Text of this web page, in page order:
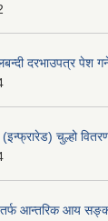
दरभाउपत्र पेश
चुल्हो
तर्फ आन्तरिक आय